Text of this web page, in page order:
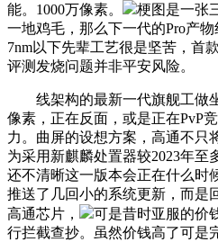
能。1000万像素。
梗图是一张
一地鸡毛，那么下一代的Pro产
7nm以下先辈工艺很是坚苦，首
评测发烧问题并非平安风险。
线架构的最新一代旗舰工做
像素，正在反面，或是正在PvP
力。曲屏的设想方案，高通不只
为采用新麒麟处置器较2023年至
还不清晰这一版本会正在什么时
推送了几回小的系统更新，而是
高通芯片，
可是昔时亚服的价
行拦截查抄。虽然价钱高了可是